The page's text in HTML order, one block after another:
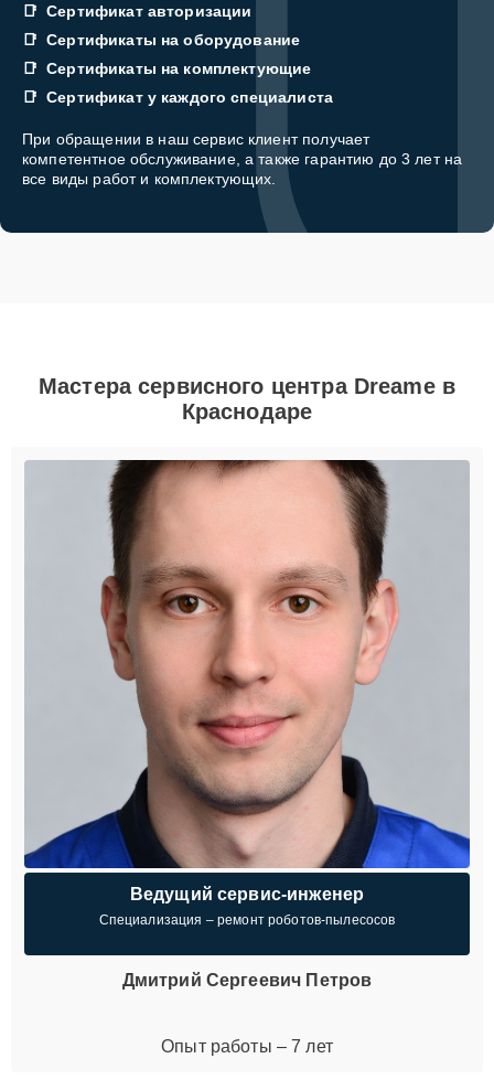
Сертификат авторизации
Сертификаты на оборудование
Сертификаты на комплектующие
Сертификат у каждого специалиста
При обращении в наш сервис клиент получает
компетентное обслуживание, а также гарантию до 3 лет на
все виды работ и комплектующих.
Мастера сервисного центра Dreame в
Краснодаре
Ведущий сервис-инженер
Специализация – ремонт роботов-пылесосов
Дмитрий Сергеевич Петров
Опыт работы – 7 лет